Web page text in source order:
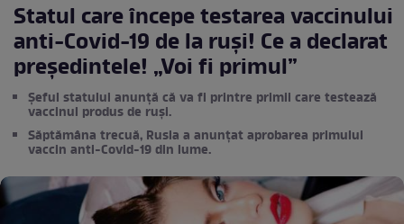
Statul care începe testarea vaccinului
anti-Covid-19 de la ruși! Ce a declarat
președintele! „Voi fi primul”
Șeful statului anunță că va fi printre primii care testează
vaccinul produs de ruși.
Săptămâna trecuă, Rusia a anunțat aprobarea primului
vaccin anti-Covid-19 din lume.